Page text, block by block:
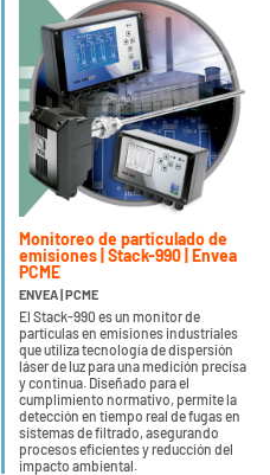
Monitoreo de particulado de
emisiones | Stack-990 | Envea
PCME
ENVEA | PCME
El Stack-990 es un monitor de
partículas en emisiones industriales
que utiliza tecnología de dispersión
láser de luz para una medición precisa
y continua. Diseñado para el
cumplimiento normativo, permite la
detección en tiempo real de fugas en
sistemas de filtrado, asegurando
procesos eficientes y reducción del
impacto ambiental.